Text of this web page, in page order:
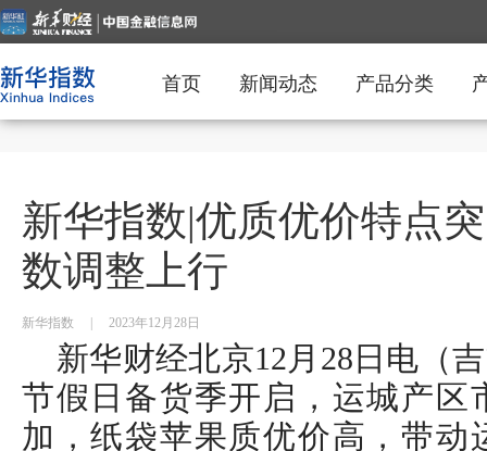
首页 新闻动态 产品分类
新华指数|优质优价特点
数调整上行
新华指数 2023年12月28日
新华财经北京12月28日电（
节假日备货季开启，运城产区
加，纸袋苹果质优价高，带动